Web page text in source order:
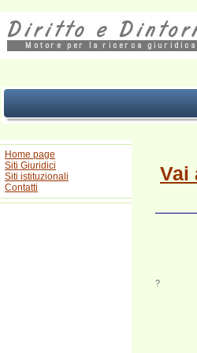
Home page
Siti Giuridici
Siti istituzionali
Contatti
Vai
?